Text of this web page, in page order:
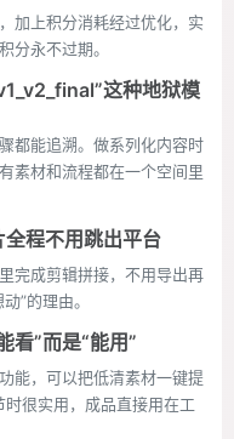
加上积分消耗经过优化，实
分永不过期。
这种地狱模
都能追溯。做系列化内容时
素材和流程都在一个空间里
程不用跳出平台
完成剪辑拼接，不用导出再
”的理由。
看”而是“能用”
能，可以把低清素材一键提
很实用，成品直接用在工